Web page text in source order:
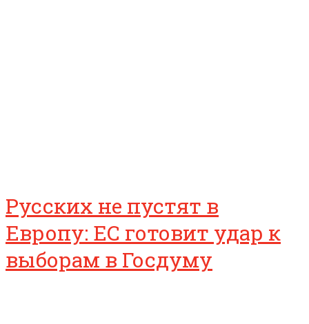
Русских не пустят в
Европу: ЕС готовит удар к
выборам в Госдуму